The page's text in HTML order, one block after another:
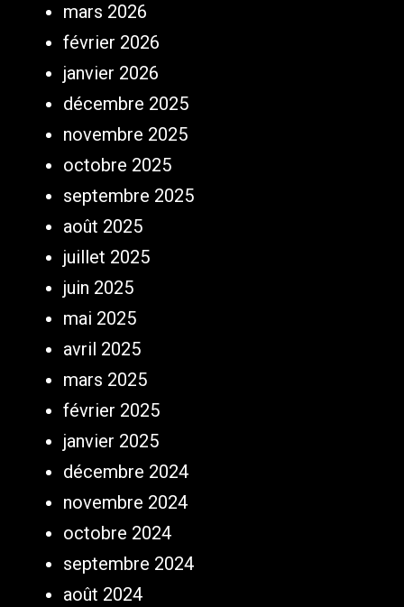
mars 2026
février 2026
janvier 2026
décembre 2025
novembre 2025
octobre 2025
septembre 2025
août 2025
juillet 2025
juin 2025
mai 2025
avril 2025
mars 2025
février 2025
janvier 2025
décembre 2024
novembre 2024
octobre 2024
septembre 2024
août 2024